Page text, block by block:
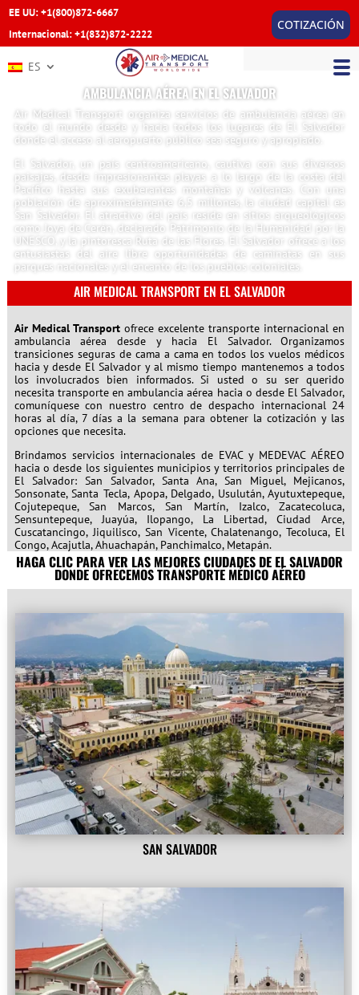
EE UU: +1(800)872-6667
Internacional: +1(832)872-2222
COTIZACIÓN
ES
AMBULANCIA AÉREA EN EL SALVADOR
Air Medical Transport organiza servicios de ambulancia aérea en
todo el mundo desde y hacia todos los lugares de El Salvador
donde el acceso al aeropuerto público sea seguro y apropiado.
El Salvador, un país centroamericano, cautiva con sus diversos
paisajes, desde impresionantes playas a lo largo de la costa del
Pacífico hasta sus exuberantes montañas y volcanes. Con una
población de aproximadamente 6,5 millones, la ciudad capital es
San Salvador. El atractivo del país reside en sitios arqueológicos
como Joya de Cerén, declarado Patrimonio de la Humanidad por la
UNESCO, y la pintoresca Ruta de las Flores. El Salvador ofrece a los
entusiastas del aire libre oportunidades de caminatas en sus
parques nacionales y el encanto de los pueblos coloniales.
AIR MEDICAL TRANSPORT EN EL SALVADOR
Air Medical Transportofrece excelente transporte internacional en
ambulancia aérea desde y hacia El Salvador. Organizamos
transiciones seguras de cama a cama en todos los vuelos médicos
hacia y desde El Salvador y al mismo tiempo mantenemos a todos
los involucrados bien informados. Si usted o su ser querido
necesita transporte en ambulancia aérea hacia o desde El Salvador,
comuníquese con nuestro centro de despacho internacional 24
horas al día, 7 días a la semana para obtener la cotización y las
opciones que necesita.
Brindamos servicios internacionales de EVAC y MEDEVAC AÉREO
hacia o desde los siguientes municipios y territorios principales de
El Salvador: San Salvador, Santa Ana, San Miguel, Mejicanos,
Sonsonate, Santa Tecla, Apopa, Delgado, Usulután, Ayutuxtepeque,
Cojutepeque, San Marcos, San Martín, Izalco, Zacatecoluca,
Sensuntepeque, Juayúa, Ilopango, La Libertad, Ciudad Arce,
Cuscatancingo, Jiquilisco, San Vicente, Chalatenango, Tecoluca, El
Congo, Acajutla, Ahuachapán, Panchimalco, Metapán.
HAGA CLIC PARA VER LAS MEJORES CIUDADES DE EL SALVADOR
DONDE OFRECEMOS TRANSPORTE MÉDICO AÉREO
SAN SALVADOR